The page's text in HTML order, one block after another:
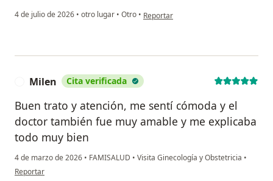
4 de julio de 2026 • otro lugar • Otro • en opinión del usuario Paola Saldaña
Reportar
Milen Cita verificada
Buen trato y atención, me sentí cómoda y el
doctor también fue muy amable y me explicaba
todo muy bien
4 de marzo de 2026 • FAMISALUD • Visita Ginecología y Obstetricia •
en opinión del usuario Milen
Reportar